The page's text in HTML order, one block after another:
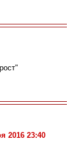
2016 23:40